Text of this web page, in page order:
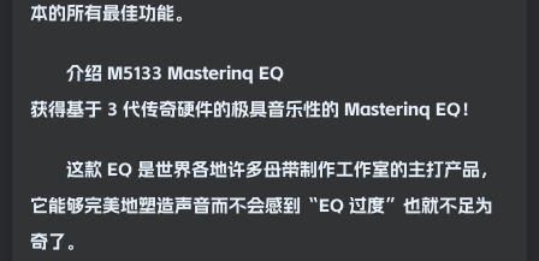
本的所有最佳功能。
介绍 M5133 Masterinq EQ
获得基于 3 代传奇硬件的极具音乐性的 Masterinq EQ！
这款 EQ 是世界各地许多母带制作工作室的主打产品，
它能够完美地塑造声音而不会感到“EQ 过度”也就不足为
奇了。